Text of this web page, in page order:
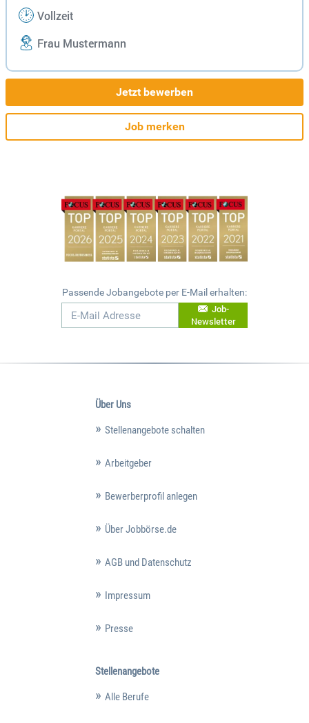
Vollzeit
Frau Mustermann
Jetzt bewerben
Job merken
Passende Jobangebote per E-Mail erhalten:
Job-
Newsletter
Über Uns
Stellenangebote schalten
Arbeitgeber
Bewerberprofil anlegen
Über Jobbörse.de
AGB und Datenschutz
Impressum
Presse
Stellenangebote
Alle Berufe